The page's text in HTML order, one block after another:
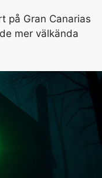
på Gran Canarias
mer välkända